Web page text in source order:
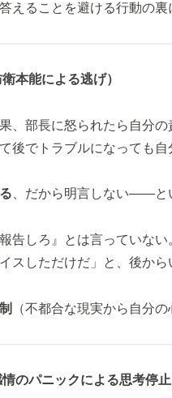
えることを避ける行動の裏
本能による逃げ）
、部長に怒られたら自分の
後でトラブルになっても自
、だから明言しない——と
告しろ』とは言っていない
スしただけだ」と、後から
（不都合な現実から自分
のパニックによる思考停止